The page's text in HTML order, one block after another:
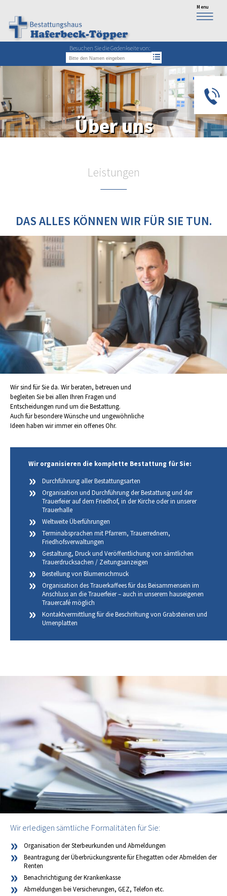
Besuchen Sie die Gedenkseite von:
Leistungen
Über uns
DAS ALLES KÖNNEN WIR FÜR SIE TUN.
Wir sind für Sie da. Wir beraten, betreuen und
begleiten Sie bei allen Ihren Fragen und
Entscheidungen rund um die Bestattung.
Auch für besondere Wünsche und ungewöhnliche
Ideen haben wir immer ein offenes Ohr.
Wir organisieren die komplette Bestattung für Sie:
Durchführung aller Bestattungsarten
Organisation und Durchführung der Bestattung und der
Trauerfeier auf dem Friedhof, in der Kirche oder in unserer
Trauerhalle
Weltweite Überführungen
Terminabsprachen mit Pfarrern, Trauerrednern,
Friedhofsverwaltungen
Gestaltung, Druck und Veröffentlichung von sämtlichen
Trauerdrucksachen / Zeitungsanzeigen
Bestellung von Blumenschmuck
Organisation des Trauerkaffees für das Beisammensein im
Anschluss an die Trauerfeier – auch in unserem hauseigenen
Trauercafé möglich
Kontaktvermittlung für die Beschriftung von Grabsteinen und
Urnenplatten
Wir erledigen sämtliche Formalitäten für Sie:
Organisation der Sterbeurkunden und Abmeldungen
Beantragung der Überbrückungsrente für Ehegatten oder Abmelden der
Renten
Benachrichtigung der Krankenkasse
Abmeldungen bei Versicherungen, GEZ, Telefon etc.